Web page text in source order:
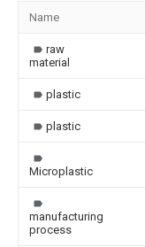
Name
raw
material
plastic
plastic
Microplastic
manufacturing
process